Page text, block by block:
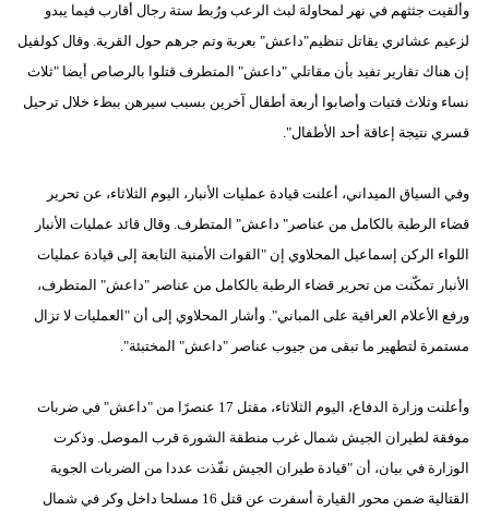
وألقيت جثثهم في نهر لمحاولة لبث الرعب ورُبط ستة رجال أقارب فيما يبدو
لزعيم عشائري يقاتل تنظيم"داعش" بعربة وتم جرهم حول القرية. وقال كولفيل
إن هناك تقارير تفيد بأن مقاتلي "داعش" المتطرف قتلوا بالرصاص أيضا "ثلاث
نساء وثلاث فتيات وأصابوا أربعة أطفال آخرين بسبب سيرهن ببطء خلال ترحيل
قسري نتيجة إعاقة أحد الأطفال".
وفي السياق الميداني، أعلنت قيادة عمليات الأنبار، اليوم الثلاثاء، عن تحرير
قضاء الرطبة بالكامل من عناصر" داعش" المتطرف. وقال قائد عمليات الأنبار
اللواء الركن إسماعيل المحلاوي إن "القوات الأمنية التابعة إلى قيادة عمليات
الأنبار تمكّنت من تحرير قضاء الرطبة بالكامل من عناصر "داعش" المتطرف،
ورفع الأعلام العراقية على المباني". وأشار المحلاوي إلى أن "العمليات لا تزال
مستمرة لتطهير ما تبقى من جيوب عناصر "داعش" المختبئة".
وأعلنت وزارة الدفاع، اليوم الثلاثاء، مقتل 17 عنصرًا من "داعش" في ضربات
موفقة لطيران الجيش شمال غرب منطقة الشورة قرب الموصل. وذكرت
الوزارة في بيان، أن "قيادة طيران الجيش نفّذت عددا من الضربات الجوية
القتالية ضمن محور القيارة أسفرت عن قتل 16 مسلحا داخل وكر في شمال